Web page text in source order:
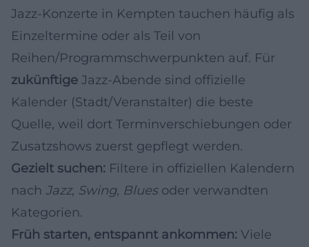
Jazz-Konzerte in Kempten tauchen häufig als
Einzeltermine oder als Teil von
Reihen/Programmschwerpunkten auf. Für
zukünftige Jazz-Abende sind offizielle
Kalender (Stadt/Veranstalter) die beste
Quelle, weil dort Terminverschiebungen oder
Zusatzshows zuerst gepflegt werden.
Gezielt suchen: Filtere in offiziellen Kalendern
nach Jazz, Swing, Bluesoder verwandten
Kategorien.
Früh starten, entspannt ankommen: Viele